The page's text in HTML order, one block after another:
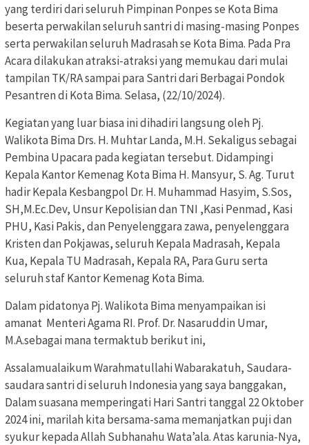
yang terdiri dari seluruh Pimpinan Ponpes se Kota Bima
beserta perwakilan seluruh santri di masing-masing Ponpes
serta perwakilan seluruh Madrasah se Kota Bima. Pada Pra
Acara dilakukan atraksi-atraksi yang memukau dari mulai
tampilan TK/RA sampai para Santri dari Berbagai Pondok
Pesantren di Kota Bima. Selasa, (22/10/2024).
Kegiatan yang luar biasa ini dihadiri langsung oleh Pj.
Walikota Bima Drs. H. Muhtar Landa, M.H. Sekaligus sebagai
Pembina Upacara pada kegiatan tersebut. Didampingi
Kepala Kantor Kemenag Kota Bima H. Mansyur, S. Ag. Turut
hadir Kepala Kesbangpol Dr. H. Muhammad Hasyim, S.Sos,
SH,M.Ec.Dev, Unsur Kepolisian dan TNI ,Kasi Penmad, Kasi
PHU, Kasi Pakis, dan Penyelenggara zawa, penyelenggara
Kristen dan Pokjawas, seluruh Kepala Madrasah, Kepala
Kua, Kepala TU Madrasah, Kepala RA, Para Guru serta
seluruh staf Kantor Kemenag Kota Bima.
Dalam pidatonya Pj. Walikota Bima menyampaikan isi
amanat Menteri Agama RI. Prof. Dr. Nasaruddin Umar,
M.A.sebagai mana termaktub berikut ini,
Assalamualaikum Warahmatullahi Wabarakatuh, Saudara-
saudara santri di seluruh Indonesia yang saya banggakan,
Dalam suasana memperingati Hari Santri tanggal 22 Oktober
2024 ini, marilah kita bersama-sama memanjatkan puji dan
syukur kepada Allah Subhanahu Wata’ala. Atas karunia-Nya,